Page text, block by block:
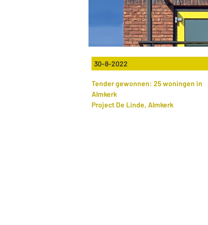
30-8-2022
Tender gewonnen: 25 woningen in
Almkerk
Project De Linde, Almkerk